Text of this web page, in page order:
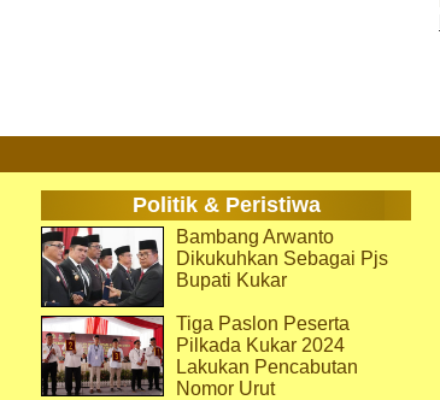
Politik & Peristiwa
Bambang Arwanto
Dikukuhkan Sebagai Pjs
Bupati Kukar
Tiga Paslon Peserta
Pilkada Kukar 2024
Lakukan Pencabutan
Nomor Urut